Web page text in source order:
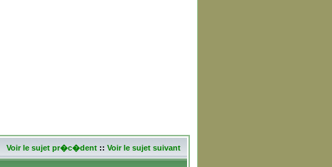
Voir le sujet pr�c�dent:: Voir le sujet suivant